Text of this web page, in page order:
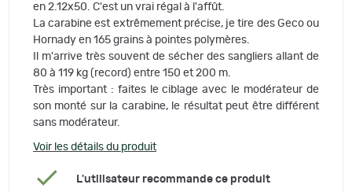
en 2.12x50. C'est un vrai régal à l'affût.
La carabine est extrêmement précise, je tire des Geco ou
Hornady en 165 grains à pointes polymères.
Il m'arrive très souvent de sécher des sangliers allant de
80 à 119 kg (record) entre 150 et 200 m.
Très important : faites le ciblage avec le modérateur de
son monté sur la carabine, le résultat peut être différent
sans modérateur.
Voir les détails du produit
L'utilisateur recommande ce produit